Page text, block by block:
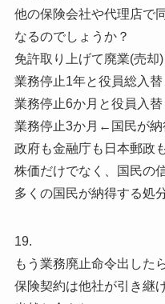
他の保険会社や代理店で
なるのでしょうか？
免許取り上げて廃業(売
業務停止1年と役員総入
業務停止6か月と役員入
業務停止3か月←国民が納
政府も金融庁も日本郵政
株価だけでなく、国民の
多くの国民が納得する処
19.
もう業務廃止命令出したら
保険契約は他社が引き継